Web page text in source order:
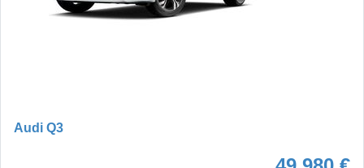
Audi Q3